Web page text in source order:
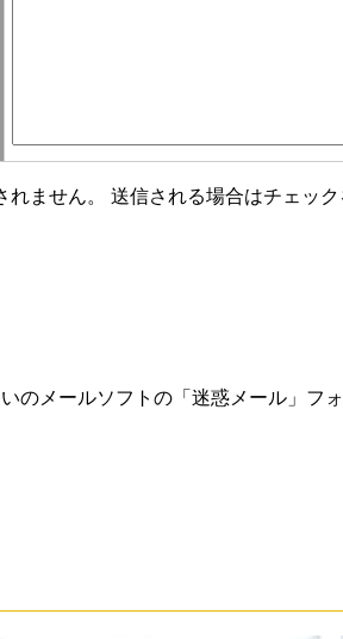
れません。 送信される場合はチェック
のメールソフトの「迷惑メール」フ